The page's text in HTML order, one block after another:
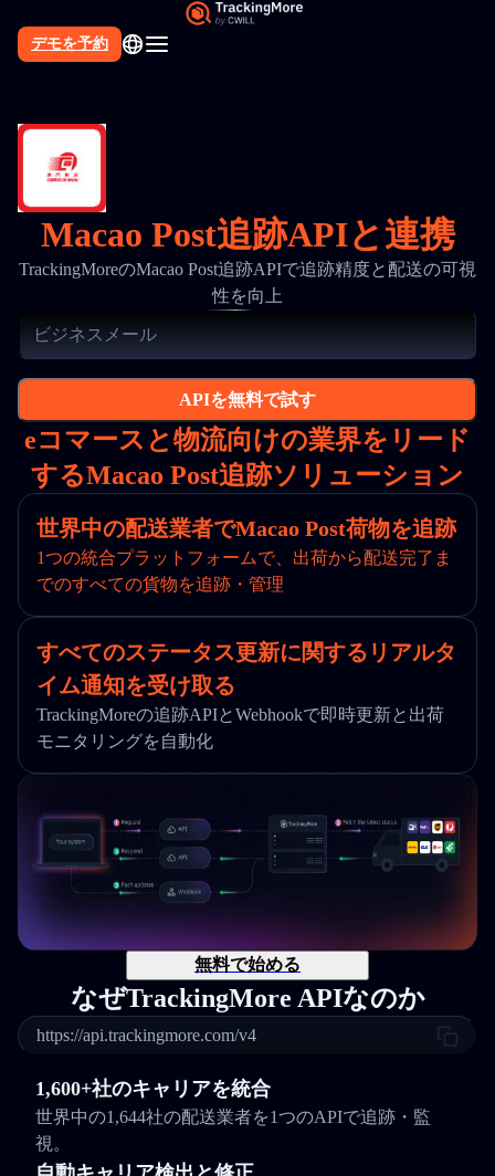
デモを予約
Macao Post追跡APIと連携
TrackingMoreのMacao Post追跡APIで追跡精度と配送の可視
性を向上
APIを無料で試す
eコマースと物流向けの業界をリード
するMacao Post追跡ソリューション
世界中の配送業者でMacao Post荷物を追跡
1つの統合プラットフォームで、出荷から配送完了ま
でのすべての貨物を追跡・管理
すべてのステータス更新に関するリアルタ
イム通知を受け取る
TrackingMoreの追跡APIとWebhookで即時更新と出荷
モニタリングを自動化
無料で始める
なぜTrackingMore APIなのか
https://api.trackingmore.com/v4
1,600+社のキャリアを統合
世界中の1,644社の配送業者を1つのAPIで追跡・監
視。